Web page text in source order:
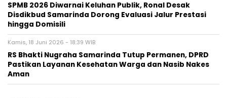
SPMB 2026 Diwarnai Keluhan Publik, Ronal Desak
Disdikbud Samarinda Dorong Evaluasi Jalur Prestasi
hingga Domisili
Kamis, 18 Juni 2026 - 18:39 WIB
RS Bhakti Nugraha Samarinda Tutup Permanen, DPRD
Pastikan Layanan Kesehatan Warga dan Nasib Nakes
Aman